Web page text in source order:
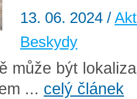
13. 06. 2024 /
Beskydy
může být
... celý článek